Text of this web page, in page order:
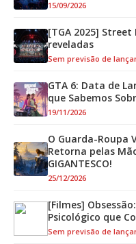
15/09/2026
[TGA 2025]
reveladas
Sem previsão de
GTA 6: Data de
que Sabemos
19/11/2026
O Guarda-Roupa
Retorna pelas
GIGANTESCO!
25/12/2026
[Filmes]
Psicológico que
Sem previsão de